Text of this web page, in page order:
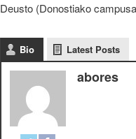
Deusto (Donostiako
Bio Latest Posts
abores